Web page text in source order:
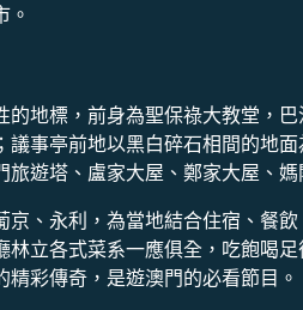
。
地標，前身為聖保祿大教堂，
事亭前地以黑白碎石相間的地
遊塔、盧家大屋、鄭家大屋、
、永利，為當地結合住宿、餐
立各式菜系一應俱全，吃飽喝
彩傳奇，是遊澳門的必看節目。